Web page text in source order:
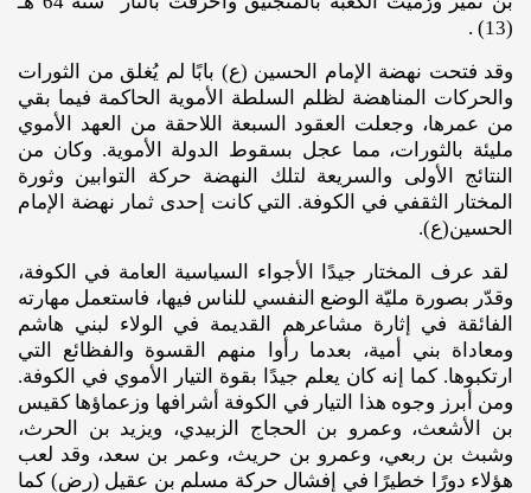
(13) .
وقد فتحت نهضة الإمام الحسين (ع) بابًا لم يُغلق من الثورات
والحركات المناهضة لظلم السلطة الأموية الحاكمة فيما بقي
من عمرها، وجعلت العقود السبعة اللاحقة من العهد الأموي
مليئة بالثورات، مما عجل بسقوط الدولة الأموية. وكان من
النتائج الأولى والسريعة لتلك النهضة حركة التوابين وثورة
المختار الثقفي في الكوفة. التي كانت إحدى ثمار نهضة الإمام
الحسين(ع).
لقد عرف المختار جيدًا الأجواء السياسية العامة في الكوفة،
وقدّر بصورة مليّة الوضع النفسي للناس فيها، فاستعمل مهارته
الفائقة في إثارة مشاعرهم القديمة في الولاء لبني هاشم
ومعاداة بني أمية، بعدما رأوا منهم القسوة والفظائع التي
ارتكبوها. كما إنه كان يعلم جيدًا بقوة التيار الأموي في الكوفة.
ومن أبرز وجوه هذا التيار في الكوفة أشرافها وزعماؤها كقيس
بن الأشعث، وعمرو بن الحجاج الزبيدي، ويزيد بن الحرث،
وشبث بن ربعي، وعمرو بن حريث، وعمر بن سعد، وقد لعب
هؤلاء دورًا خطيرًا في إفشال حركة مسلم بن عقيل (رض) كما